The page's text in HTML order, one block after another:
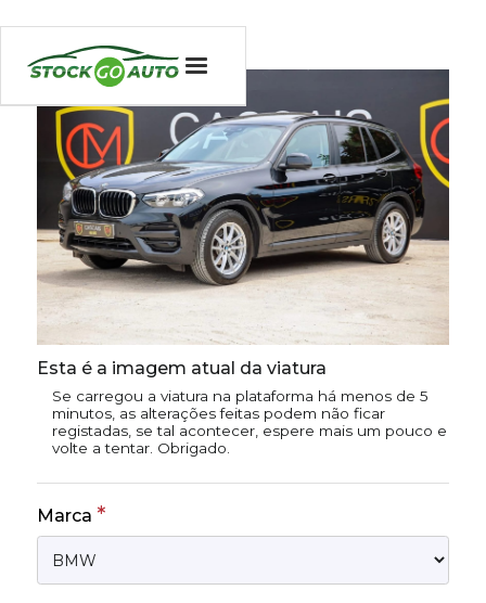
Esta é a imagem atual da viatura
Se carregou a viatura na plataforma há menos de 5
minutos, as alterações feitas podem não ficar
registadas, se tal acontecer, espere mais um pouco e
volte a tentar. Obrigado.
Marca *